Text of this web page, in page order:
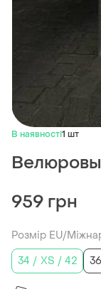
В наявності1 шт
959 грн
Розмір EU/
34 / XS / 42